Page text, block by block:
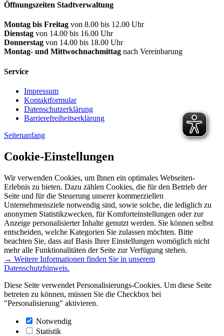
Öffnungszeiten Stadtverwaltung
Montag bis Freitag von 8.00 bis 12.00 Uhr
Dienstag von 14.00 bis 16.00 Uhr
Donnerstag von 14.00 bis 18.00 Uhr
Montag- und Mittwochnachmittag nach Vereinbarung
Service
Impressum
Kontaktformular
Datenschutzerklärung
Barrierefreiheitserklärung
Seitenanfang
Cookie-Einstellungen
Wir verwenden Cookies, um Ihnen ein optimales Webseiten-
Erlebnis zu bieten. Dazu zählen Cookies, die für den Betrieb der
Seite und für die Steuerung unserer kommerziellen
Unternehmensziele notwendig sind, sowie solche, die lediglich zu
anonymen Statistikzwecken, für Komforteinstellungen oder zur
Anzeige personalisierter Inhalte genutzt werden. Sie können selbst
entscheiden, welche Kategorien Sie zulassen möchten. Bitte
beachten Sie, dass auf Basis Ihrer Einstellungen womöglich nicht
mehr alle Funktionalitäten der Seite zur Verfügung stehen.
→ Weitere Informationen finden Sie in unserem
Datenschutzhinweis.
Diese Seite verwendet Personalisierungs-Cookies. Um diese Seite
betreten zu können, müssen Sie die Checkbox bei
"Personalisierung" aktivieren.
Notwendig
Statistik